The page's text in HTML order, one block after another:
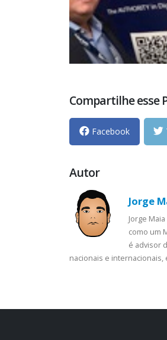
Compartilhe esse
Facebook
Autor
Jorge
Jorge
como um
é advisor
nacionais e internacionais,